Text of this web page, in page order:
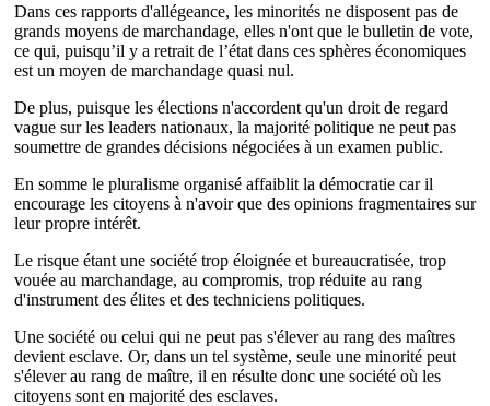
Dans ces rapports d'allégeance, les minorités ne disposent pas de
grands moyens de marchandage, elles n'ont que le bulletin de vote,
ce qui, puisqu’il y a retrait de l’état dans ces sphères économiques
est un moyen de marchandage quasi nul.
De plus, puisque les élections n'accordent qu'un droit de regard
vague sur les leaders nationaux, la majorité politique ne peut pas
soumettre de grandes décisions négociées à un examen public.
En somme le pluralisme organisé affaiblit la démocratie car il
encourage les citoyens à n'avoir que des opinions fragmentaires sur
leur propre intérêt.
Le risque étant une société trop éloignée et bureaucratisée, trop
vouée au marchandage, au compromis, trop réduite au rang
d'instrument des élites et des techniciens politiques.
Une société ou celui qui ne peut pas s'élever au rang des maîtres
devient esclave. Or, dans un tel système, seule une minorité peut
s'élever au rang de maître, il en résulte donc une société où les
citoyens sont en majorité des esclaves.